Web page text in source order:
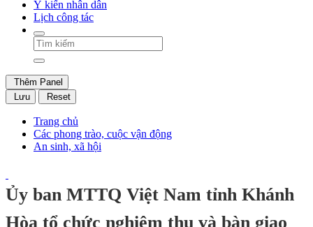
Ý kiến nhân dân
Lịch công tác
Thêm Panel
Lưu
Reset
Trang chủ
Các phong trào, cuộc vận động
An sinh, xã hội
Ủy ban MTTQ Việt Nam tỉnh Khánh
Hòa tổ chức nghiệm thu và bàn giao